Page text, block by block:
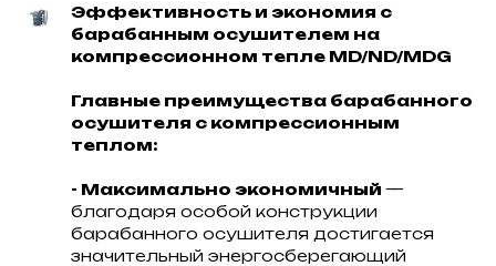
Эффективность и экономия с
барабанным осушителем на
компрессионном тепле MD/ND/MDG
Главные преимущества барабанного
осушителя с компрессионным
теплом:
- Максимально экономичный —
благодаря особой конструкции
барабанного осушителя достигается
значительный энергосберегающий